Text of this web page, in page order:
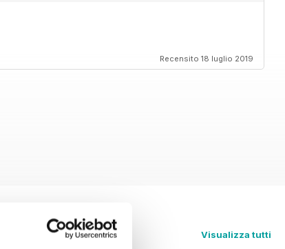
Recensito 18 luglio 2019
Visualizza tutti